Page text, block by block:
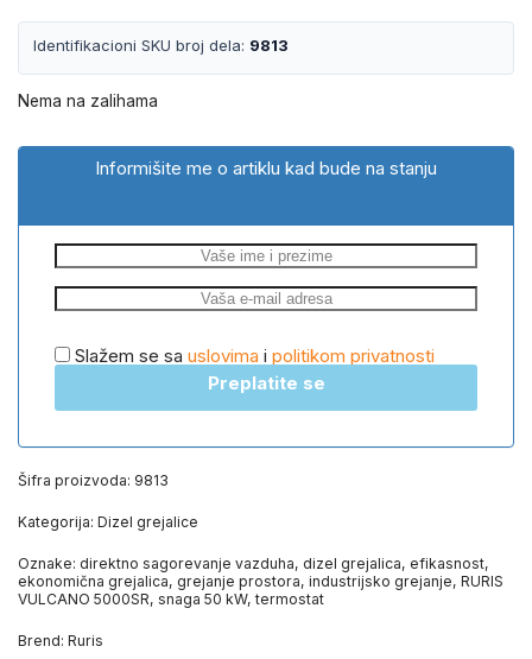
Identifikacioni SKU broj dela: 9813
Nema na zalihama
Informišite me o artiklu kad bude na stanju
Slažem se sa uslovima i politikom privatnosti
Preplatite se
Šifra proizvoda: 9813
Kategorija: Dizel grejalice
Oznake: direktno sagorevanje vazduha, dizel grejalica, efikasnost,
ekonomična grejalica, grejanje prostora, industrijsko grejanje, RURIS
VULCANO 5000SR, snaga 50 kW,termostat
Brend: Ruris